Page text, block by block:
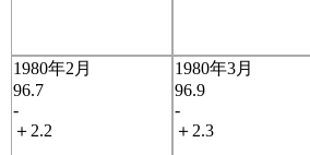
1980年2月
96.7
-
＋2.2
1980年3月
96.9
-
＋2.3